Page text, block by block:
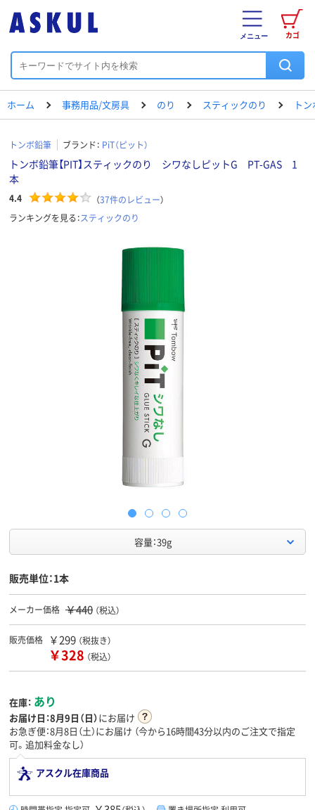
カゴ
メニュー
ホーム 事務用品/文房具 のり スティックのり ト
トンボ鉛筆 ブランド： PiT（ピット）
トンボ鉛筆【PIT】スティックのり シワなしピットG PT-GAS 1
本
4.4 （37件のレビュー）
ランキングを見る：スティックのり
容量：39g
販売単位：1本
メーカー価格 ￥440 （税込）
販売価格 ￥299 （税抜き）
￥328 （税込）
在庫： あり
お届け日：8月9日（日）にお届け
お急ぎ便：8月8日（土）にお届け （今から16時間43分以内のご注文で指定
可。追加料金なし）
アスクル在庫商品